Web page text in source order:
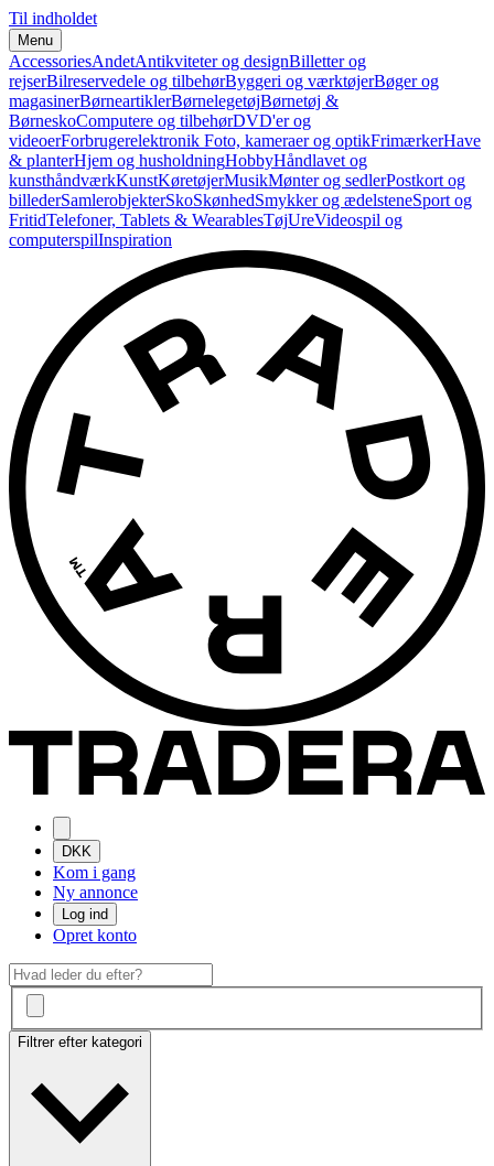
Til indholdet
Menu
AccessoriesAndetAntikviteter og designBilletter og
rejserBilreservedele og tilbehørByggeri og værktøjerBøger og
magasinerBørneartiklerBørnelegetøjBørnetøj &
BørneskoComputere og tilbehørDVD'er og
videoerForbrugerelektronik Foto, kameraer og optikFrimærkerHave
& planterHjem og husholdningHobbyHåndlavet og
kunsthåndværkKunstKøretøjerMusikMønter og sedlerPostkort og
billederSamlerobjekterSkoSkønhedSmykker og ædelsteneSport og
FritidTelefoner, Tablets & WearablesTøjUreVideospil og
computerspilInspiration
DKK
Kom i gang
Ny annonce
Log ind
Opret konto
Filtrer efter kategori